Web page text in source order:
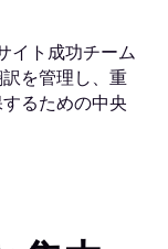
イト成功チーム
を管理し、重
るための中央